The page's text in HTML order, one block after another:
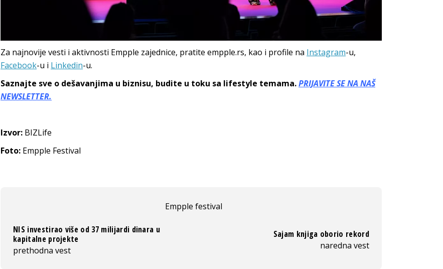
Za najnovije vesti i aktivnosti Empple zajednice, pratite empple.rs, kao i profile na Instagram-u,
Facebook-u i Linkedin-u.
Saznajte sve o dešavanjima u biznisu, budite u toku sa lifestyle temama.PRIJAVITE SE NA NAŠ
NEWSLETTER.
Izvor: BIZLife
Foto: Empple Festival
Empple festival
NIS investirao više od 37 milijardi dinara u
kapitalne projekte
prethodna vest
Sajam knjiga oborio rekord
naredna vest